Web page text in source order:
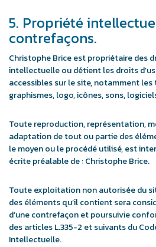
5. Propriété
contrefaçons.
Christophe Brice est propriétaire des
intellectuelle ou détient les droits
accessibles sur le site, notamment les
graphismes, logo, icônes, sons,
Toute reproduction, représentation,
adaptation de tout ou partie des
le moyen ou le procédé utilisé, est
écrite préalable de : Christophe Brice.
Toute exploitation non autorisée du
des éléments qu’il contient sera
d’une contrefaçon et poursuivie
des articles L.335-2 et suivants du
Intellectuelle.